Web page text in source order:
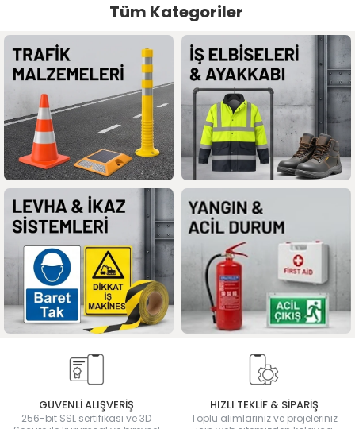
Tüm Kategoriler
GÜVENLİ ALIŞVERİŞ
256-bit SSL sertifikası ve 3D
HIZLI TEKLİF & SİPARİŞ
Toplu alımlarınız ve projeleriniz